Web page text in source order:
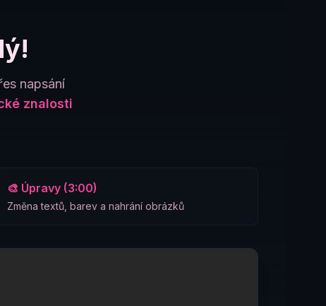
napsání
znalosti
🎨 Úpravy (3:00)
Změna textů, barev a nahrání obrázků